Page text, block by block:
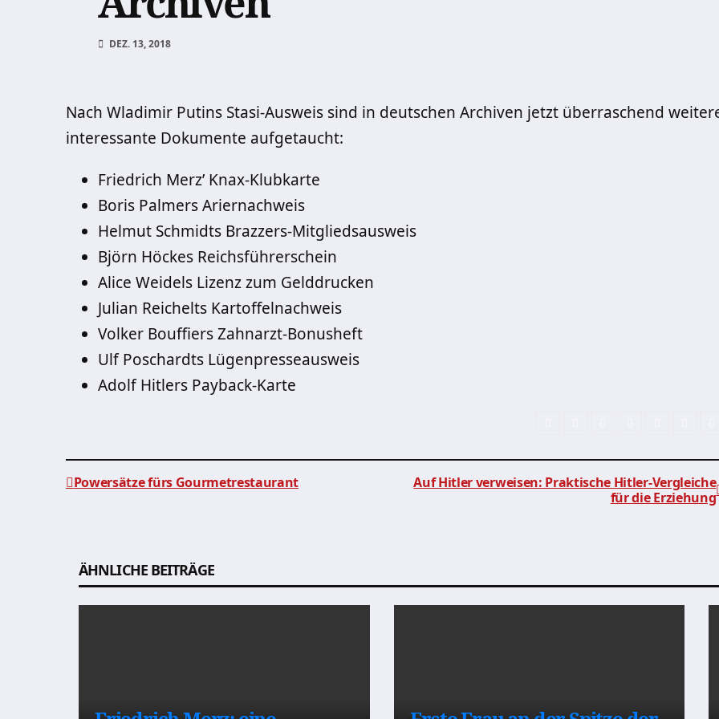
DEZ. 13, 2018
Nach Wladimir Putins Stasi-Ausweis sind in deutschen Archiven jetzt überraschend
interessante Dokumente aufgetaucht:
Friedrich Merz’ Knax-Klubkarte
Boris Palmers Ariernachweis
Helmut Schmidts Brazzers-Mitgliedsausweis
Björn Höckes Reichsführerschein
Alice Weidels Lizenz zum Gelddrucken
Julian Reichelts Kartoffelnachweis
Volker Bouffiers Zahnarzt-Bonusheft
Ulf Poschardts Lügenpresseausweis
Adolf Hitlers Payback-Karte
Auf Hitler verweisen: Praktische Hitler-Vergleiche
für die Erziehung
Powersätze fürs Gourmetrestaurant
ÄHNLICHE BEITRÄGE